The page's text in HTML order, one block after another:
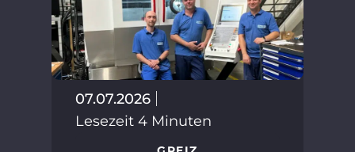
07.07.2026
Lesezeit 4 Minuten